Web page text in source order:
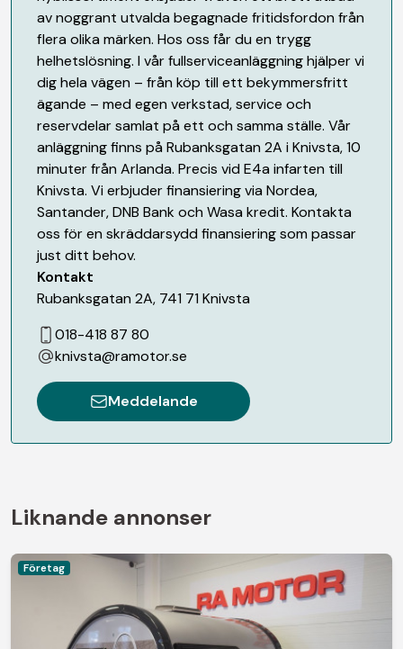
av noggrant utvalda begagnade fritidsfordon från
flera olika märken. Hos oss får du en trygg
helhetslösning. I vår fullserviceanläggning hjälper vi
dig hela vägen – från köp till ett bekymmersfritt
ägande – med egen verkstad, service och
reservdelar samlat på ett och samma ställe. Vår
anläggning finns på Rubanksgatan 2A i Knivsta, 10
minuter från Arlanda. Precis vid E4a infarten till
Knivsta. Vi erbjuder finansiering via Nordea,
Santander, DNB Bank och Wasa kredit. Kontakta
oss för en skräddarsydd finansiering som passar
just ditt behov.
Kontakt
Rubanksgatan 2A, 741 71 Knivsta
018-418 87 80
knivsta@ramotor.se
Meddelande
Liknande annonser
Företag